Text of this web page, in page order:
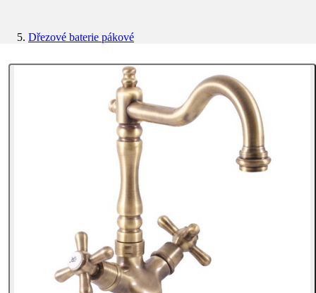
Dřezové baterie pákové